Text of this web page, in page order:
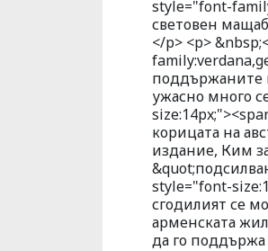
style="font-
световен
</p> <p>
поддържаните
ужасно много
корицата на
издание, Ким
style="font-
сгодилият се
арменската
да го поддържа